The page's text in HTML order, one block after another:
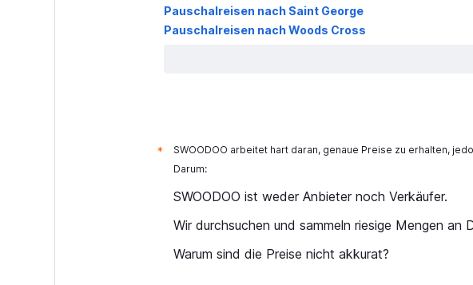
Pauschalreisen nach Saint George
Pauschalreisen nach Woods Cross
* SWOODOO arbeitet hart daran, genaue Preise zu erhalten,
Darum:
SWOODOO ist weder Anbieter noch Verkäufer.
Wir durchsuchen und sammeln riesige Mengen an
Warum sind die Preise nicht akkurat?